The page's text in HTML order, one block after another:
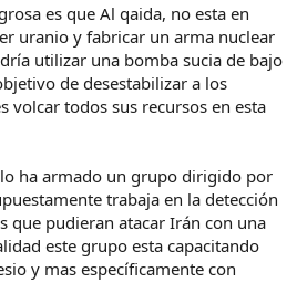
es que Al qaida, no esta en
uranio y fabricar un arma nuclear
utilizar una bomba sucia de bajo
de desestabilizar a los
volcar todos sus recursos en esta
ha armado un grupo dirigido por
trabaja en la detección
que pudieran atacar Irán con una
este grupo esta capacitando
y mas específicamente con